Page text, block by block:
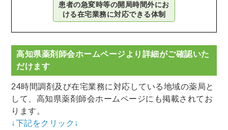
患者の急変時等の開局時間外にお
ける在宅業務に対応できる体制
高知県薬剤師会ホームページより詳細がご確認いた
だけます
24時間調剤及び在宅業務に対応している地域の薬局と
して、高知県薬剤師会ホームページにも掲載されてお
ります。
↓下記をクリック↓